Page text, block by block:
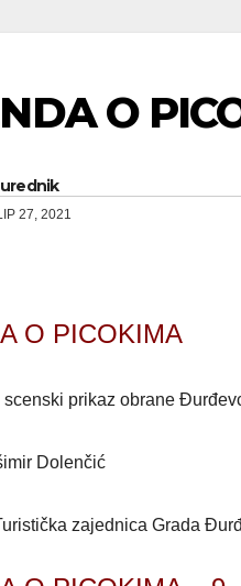
O
urednik
27, 2021
O PICOKIMA
prikaz obrane
Dolenčić
zajednica Grada